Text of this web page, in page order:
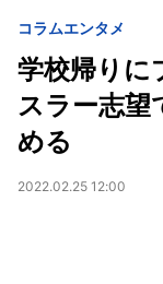
コラムエンタメ
学校帰り
スラー志望
める
2022.02.25 12:00